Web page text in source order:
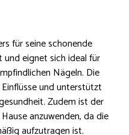
für seine schonende
eignet sich ideal für
Nägeln. Die
und unterstützt
Zudem ist der
anzuwenden, da die
aufzutragen ist.